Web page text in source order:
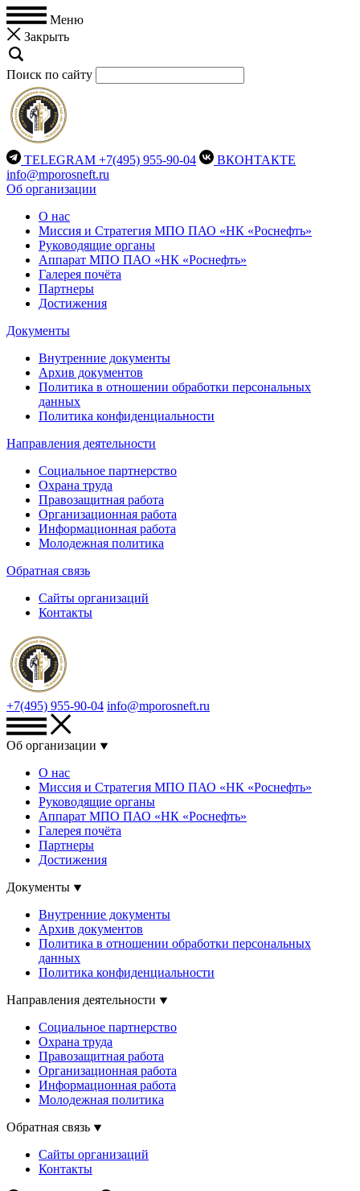
Меню
Закрыть
Поиск по сайту
TELEGRAM +7(495) 955-90-04
ВКОНТАКТЕ
info@mporosneft.ru
Об организации
О нас
Миссия и Стратегия МПО ПАО «НК «Роснефть»
Руководящие органы
Аппарат МПО ПАО «НК «Роснефть»
Галерея почёта
Партнеры
Достижения
Документы
Внутренние документы
Архив документов
Политика в отношении обработки персональных
данных
Политика конфиденциальности
Направления деятельности
Социальное партнерство
Охрана труда
Правозащитная работа
Организационная работа
Информационная работа
Молодежная политика
Обратная связь
Сайты организаций
Контакты
+7(495) 955-90-04 info@mporosneft.ru
Об организации
О нас
Миссия и Стратегия МПО ПАО «НК «Роснефть»
Руководящие органы
Аппарат МПО ПАО «НК «Роснефть»
Галерея почёта
Партнеры
Достижения
Документы
Внутренние документы
Архив документов
Политика в отношении обработки персональных
данных
Политика конфиденциальности
Направления деятельности
Социальное партнерство
Охрана труда
Правозащитная работа
Организационная работа
Информационная работа
Молодежная политика
Обратная связь
Сайты организаций
Контакты